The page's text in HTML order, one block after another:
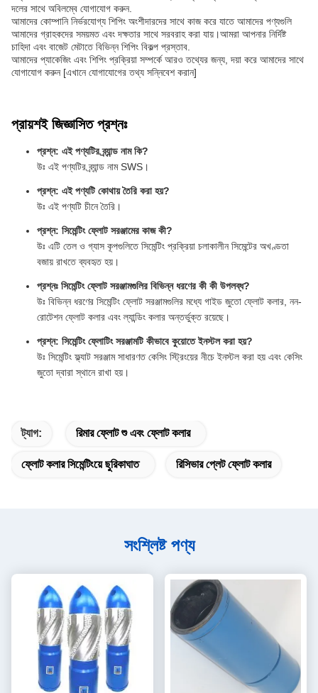
দলের সাথে অবিলম্বে যোগাযোগ করুন.
আমাদের কোম্পানি নির্ভরযোগ্য শিপিং অংশীদারদের সাথে কাজ করে যাতে আমাদের পণ্যগুলি
আমাদের গ্রাহকদের সময়মত এবং দক্ষতার সাথে সরবরাহ করা যায়।আমরা আপনার নির্দিষ্ট
চাহিদা এবং বাজেট মেটাতে বিভিন্ন শিপিং বিকল্প প্রস্তাব.
আমাদের প্যাকেজিং এবং শিপিং প্রক্রিয়া সম্পর্কে আরও তথ্যের জন্য, দয়া করে আমাদের সাথে
যোগাযোগ করুন [এখানে যোগাযোগের তথ্য সন্নিবেশ করান]
প্রায়শই জিজ্ঞাসিত প্রশ্নঃ
প্রশ্ন: এই পণ্যটির ব্র্যান্ড নাম কি?
উঃ এই পণ্যটির ব্র্যান্ড নাম SWS।
প্রশ্ন: এই পণ্যটি কোথায় তৈরি করা হয়?
উঃ এই পণ্যটি চীনে তৈরি।
প্রশ্ন: সিমেন্টিং ফ্লোট সরঞ্জামের কাজ কী?
উঃ এটি তেল ও গ্যাস কূপগুলিতে সিমেন্টিং প্রক্রিয়া চলাকালীন সিমেন্টের অখণ্ডতা
বজায় রাখতে ব্যবহৃত হয়।
প্রশ্নঃ সিমেন্টিং ফ্লোট সরঞ্জামগুলির বিভিন্ন ধরণের কী কী উপলব্ধ?
উঃ বিভিন্ন ধরণের সিমেন্টিং ফ্লোট সরঞ্জামগুলির মধ্যে গাইড জুতো ফ্লোট কলার, নন-
রোটেশন ফ্লোট কলার এবং ল্যান্ডিং কলার অন্তর্ভুক্ত রয়েছে।
প্রশ্ন: সিমেন্টিং ফ্লোটিং সরঞ্জামটি কীভাবে কুয়োতে ইনস্টল করা হয়?
উঃ সিমেন্টিং ফ্ল্যাট সরঞ্জাম সাধারণত কেসিং স্ট্রিংয়ের নীচে ইনস্টল করা হয় এবং কেসিং
জুতো দ্বারা স্থানে রাখা হয়।
ট্যাগ: রিমার ফ্লোট শু এবং ফ্লোট কলার
ফ্লোট কলার সিমেন্টিংয়ে ছুরিকাঘাত রিসিভার প্লেট ফ্লোট কলার
সংশ্লিষ্ট পণ্য